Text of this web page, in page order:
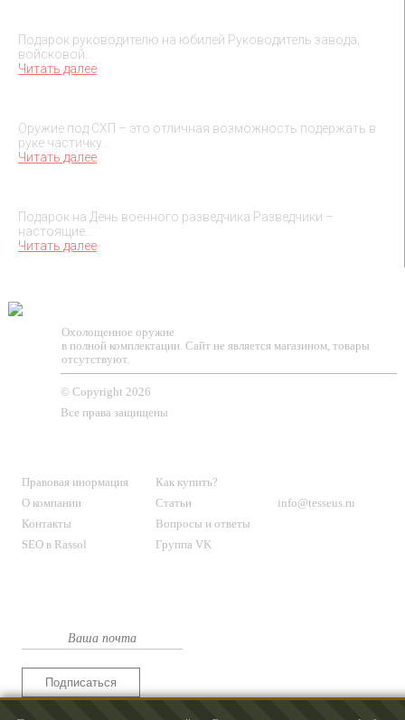
Подарок руководителю на юбилей Руководитель завода,
войсковой…
Читать далее
Оружие под СХП – это отличная возможность подержать в
руке частичку…
Читать далее
Подарок на День военного разведчика Разведчики –
настоящие…
Читать далее
Охолощенное оружие
в полной комплектации. Сайт не является магазином, товары
отсутствуют.
© Copyright 2026
Все права защищены
Правовая инормация
О компании
Контакты
SEO в Rassol
Как купить?
Статьи
Вопросы и ответы
Группа VK
info@tesseus.ru
Подписаться